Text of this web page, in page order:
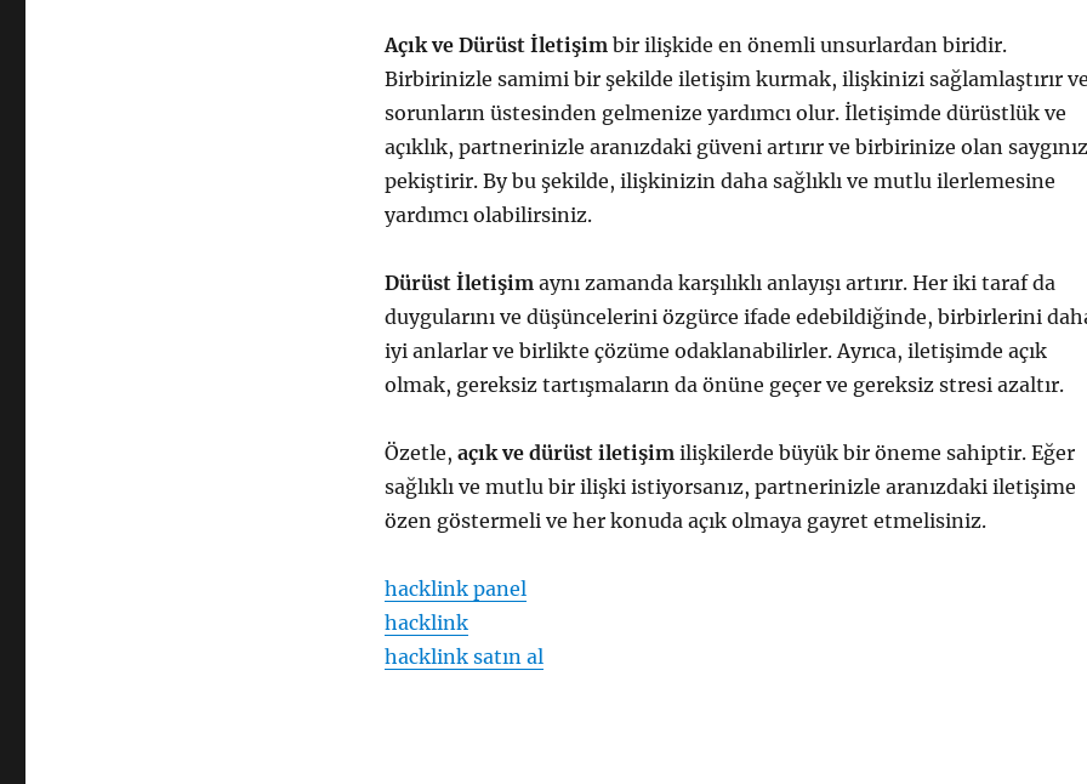
Açık ve Dürüst İletişimbir ilişkide en önemli unsurlardan biridir.
Birbirinizle samimi bir şekilde iletişim kurmak, ilişkinizi sağlamlaştırır
sorunların üstesinden gelmenize yardımcı olur. İletişimde dürüstlük ve
açıklık, partnerinizle aranızdaki güveni artırır ve birbirinize olan
pekiştirir. By bu şekilde, ilişkinizin daha sağlıklı ve mutlu ilerlemesine
yardımcı olabilirsiniz.
Dürüst İletişimaynı zamanda karşılıklı anlayışı artırır. Her iki taraf da
duygularını ve düşüncelerini özgürce ifade edebildiğinde, birbirlerini
iyi anlarlar ve birlikte çözüme odaklanabilirler. Ayrıca, iletişimde açık
olmak, gereksiz tartışmaların da önüne geçer ve gereksiz stresi azaltır.
Özetle, açık ve dürüst iletişimilişkilerde büyük bir öneme sahiptir. Eğer
sağlıklı ve mutlu bir ilişki istiyorsanız, partnerinizle aranızdaki iletişime
özen göstermeli ve her konuda açık olmaya gayret etmelisiniz.
hacklink panel
hacklink
hacklink satın al